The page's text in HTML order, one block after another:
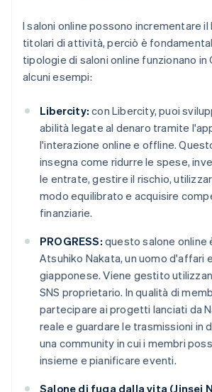
I saloni online possono incrementare il
titolari di attività, perciò è
tipologie di saloni online funzionano in
alcuni esempi:
Libercity: con Libercity, puoi
abilità legate al denaro tramite
l'interazione online e offline.
insegna come ridurre le spese,
le entrate, gestire il rischio,
modo equilibrato e acquisire
finanziarie.
PROGRESS: questo salone online
Atsuhiko Nakata, un uomo d'affari
giapponese. Viene gestito
SNS proprietario. In qualità di
partecipare ai progetti lanciati da
reale e guardare le trasmissioni in
una community in cui i membri
insieme e pianificare eventi.
Salone di fuga dalla vita (Jinsei